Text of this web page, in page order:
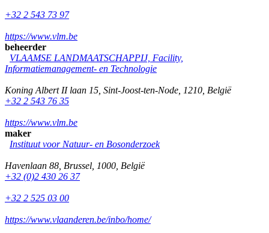
+32 2 543 73 97
https://www.vlm.be
beheerder
VLAAMSE LANDMAATSCHAPPIJ, Facility,
Informatiemanagement- en Technologie
Koning Albert II laan 15 Sint-Joost-ten-Node 1210 België
+32 2 543 76 35
https://www.vlm.be
maker
Instituut voor Natuur- en Bosonderzoek
Havenlaan 88 Brussel 1000 België
+32 (0)2 430 26 37
+32 2 525 03 00
https://www.vlaanderen.be/inbo/home/